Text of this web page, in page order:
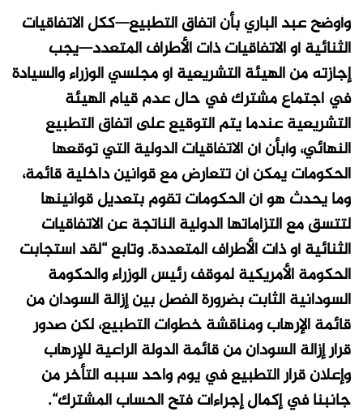
وأوضح عبد الباري بأن اتفاق التطبيع—ككل الاتفاقيات
الثنائية أو الاتفاقيات ذات الأطراف المتعدد—يجب
إجازته من الهيئة التشريعية أو مجلسي الوزراء والسيادة
في اجتماع مشترك في حال عدم قيام الهيئة
التشريعية عندما يتم التوقيع على اتفاق التطبيع
النهائي، وأبأن أن الاتفاقيات الدولية التي توقعها
الحكومات يمكن أن تتعارض مع قوانين داخلية قائمة،
وما يحدث هو أن الحكومات تقوم بتعديل قوانينها
لتتسق مع التزاماتها الدولية الناتجة عن الاتفاقيات
الثنائية أو ذات الأطراف المتعددة. وتابع “لقد استجابت
الحكومة الأمريكية لموقف رئيس الوزراء والحكومة
السودانية الثابت بضرورة الفصل بين إزالة السودان من
قائمة الإرهاب ومناقشة خطوات التطبيع، لكن صدور
قرار إزالة السودان من قائمة الدولة الراعية للإرهاب
وإعلان قرار التطبيع في يوم واحد سببه التأخر من
جانبنا في إكمال إجراءات فتح الحساب المشترك“.